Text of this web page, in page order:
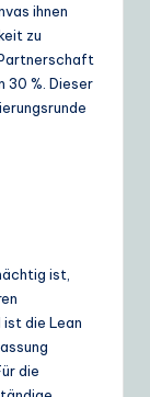
ihnen
zu
30 %. Dieser
ist,
die Lean
die